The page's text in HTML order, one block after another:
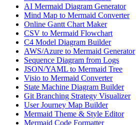
AI Mermaid Diagram Generator
Mind Map to Mermaid Converter
Online Gantt Chart Maker
CSV to Mermaid Flowchart
C4 Model Diagram Builder
AWS/Azure to Mermaid Generator
Sequence Diagram from Logs
JSON/YAML to Mermaid Tree
Visio to Mermaid Converter
State Machine Diagram Builder
Git Branching Strategy Visualizer
User Journey Map Builder
Mermaid Theme & Style Editor
Mermaid Code Formatter